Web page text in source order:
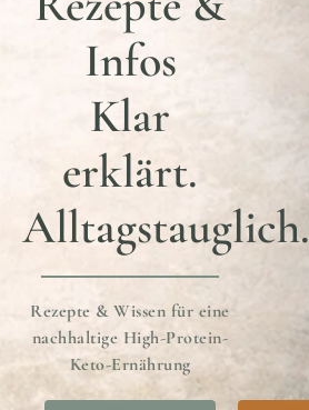
Infos
Klar
erklärt.
Alltagstauglich.
Rezepte & Wissen für eine
nachhaltige High-Protein-
Keto-Ernährung